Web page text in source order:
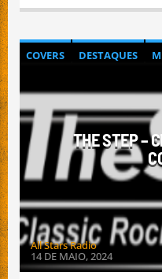
COVERS DESTAQUES
THE STEP –
All Stars Radio
14 DE MAIO, 2024